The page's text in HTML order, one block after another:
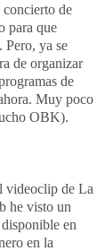
de
para que
Pero, ya se
de organizar
de
Muy poco
OBK).
videoclip de La
he visto un
en
en la